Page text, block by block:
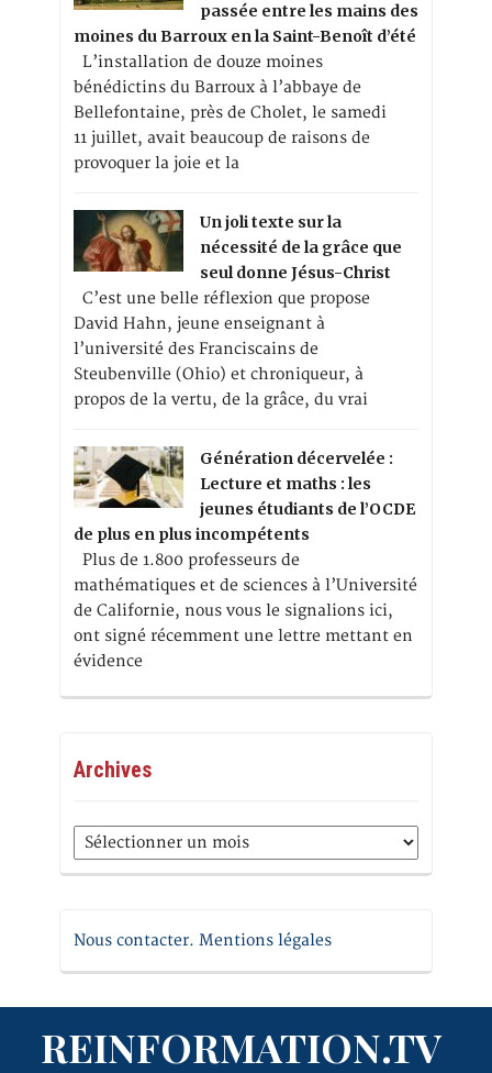
passée entre les mains des
moines du Barroux en la Saint-Benoît d’été
L’installation de douze moines
bénédictins du Barroux à l’abbaye de
Bellefontaine, près de Cholet, le samedi
11 juillet, avait beaucoup de raisons de
provoquer la joie et la
Un joli texte sur la
nécessité de la grâce que
seul donne Jésus-Christ
C’est une belle réflexion que propose
David Hahn, jeune enseignant à
l’université des Franciscains de
Steubenville (Ohio) et chroniqueur, à
propos de la vertu, de la grâce, du vrai
Génération décervelée :
Lecture et maths : les
jeunes étudiants de l’OCDE
de plus en plus incompétents
Plus de 1.800 professeurs de
mathématiques et de sciences à l’Université
de Californie, nous vous le signalions ici,
ont signé récemment une lettre mettant en
évidence
Archives
Archives
Nous contacter. Mentions légales
REINFORMATION.TV